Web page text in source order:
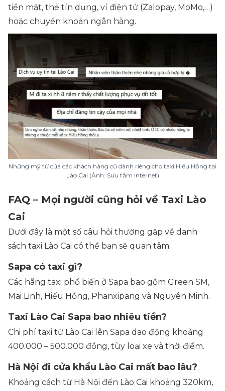
tiền mặt, thẻ tín dụng, ví điện tử (Zalopay, MoMo,…)
hoặc chuyển khoản ngân hàng.
Những mỹ từ của các khách hàng cũ dành riêng cho taxi Hiếu Hồng tại
Lào Cai (Ảnh: Sưu tầm Internet)
FAQ – Mọi người cũng hỏi về Taxi Lào
Cai
Dưới đây là một số câu hỏi thường gặp về danh
sách taxi Lào Cai có thể bạn sẽ quan tâm.
Sapa có taxi gì?
Các hãng taxi phổ biến ở Sapa bao gồm Green SM,
Mai Linh, Hiếu Hồng, Phanxipang và Nguyên Minh.
Taxi Lào Cai Sapa bao nhiêu tiền?
Chi phí taxi từ Lào Cai lên Sapa dao động khoảng
400.000 – 500.000 đồng, tùy loại xe và thời điểm.
Hà Nội đi cửa khẩu Lào Cai mất bao lâu?
Khoảng cách từ Hà Nội đến Lào Cai khoảng 320km,